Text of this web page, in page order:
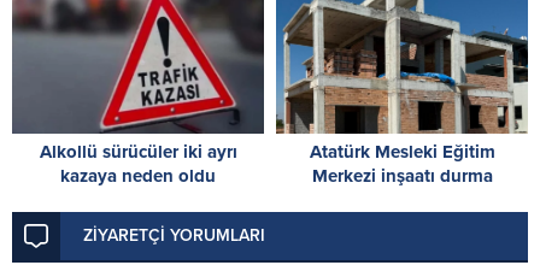
Alkollü sürücüler iki ayrı
kazaya neden oldu
Atatürk Mesleki Eğitim
Merkezi inşaatı durma
ZİYARETÇİ YORUMLARI